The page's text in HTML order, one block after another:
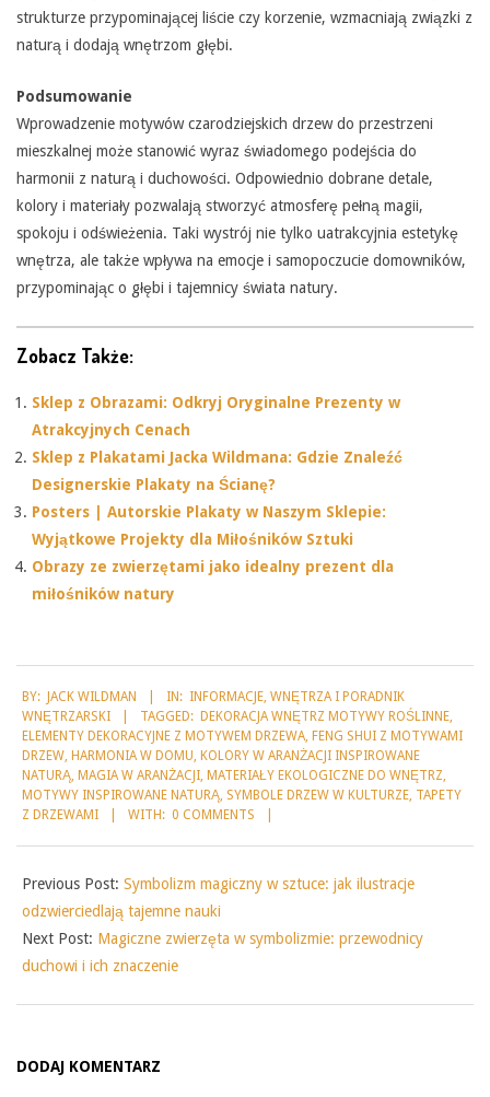
strukturze przypominającej liście czy korzenie, wzmacniają związki z
naturą i dodają wnętrzom głębi.
Podsumowanie
Wprowadzenie motywów czarodziejskich drzew do przestrzeni
mieszkalnej może stanowić wyraz świadomego podejścia do
harmonii z naturą i duchowości. Odpowiednio dobrane detale,
kolory i materiały pozwalają stworzyć atmosferę pełną magii,
spokoju i odświeżenia. Taki wystrój nie tylko uatrakcyjnia estetykę
wnętrza, ale także wpływa na emocje i samopoczucie domowników,
przypominając o głębi i tajemnicy świata natury.
Zobacz Także:
Sklep z Obrazami: Odkryj Oryginalne Prezenty w
Atrakcyjnych Cenach
Sklep z Plakatami Jacka Wildmana: Gdzie Znaleźć
Designerskie Plakaty na Ścianę?
Posters | Autorskie Plakaty w Naszym Sklepie:
Wyjątkowe Projekty dla Miłośników Sztuki
Obrazy ze zwierzętami jako idealny prezent dla
miłośników natury
08-
27
BY: JACK WILDMAN IN: INFORMACJE, WNĘTRZA I PORADNIK
WNĘTRZARSKI
TAGGED: DEKORACJA WNĘTRZ MOTYWY ROŚLINNE,
ELEMENTY DEKORACYJNE Z MOTYWEM DRZEWA, FENG SHUI Z MOTYWAMI
DRZEW, HARMONIA W DOMU, KOLORY W ARANŻACJI INSPIROWANE
NATURĄ, MAGIA W ARANŻACJI, MATERIAŁY EKOLOGICZNE DO WNĘTRZ,
MOTYWY INSPIROWANE NATURĄ, SYMBOLE DRZEW W KULTURZE, TAPETY
Z DRZEWAMI
WITH: 0 COMMENTS
Previous Post: Symbolizm magiczny w sztuce: jak ilustracje
odzwierciedlają tajemne nauki
Next Post: Magiczne zwierzęta w symbolizmie: przewodnicy
duchowi i ich znaczenie
DODAJ KOMENTARZ